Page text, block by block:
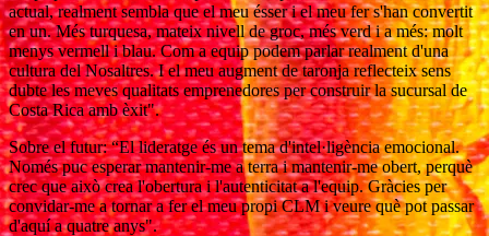
actual, realment sembla que el meu ésser i el meu fer s'han convertit
en un. Més turquesa, mateix nivell de groc, més verd i a més: molt
menys vermell i blau. Com a equip podem parlar realment d'una
cultura del Nosaltres. I el meu augment de taronja reflecteix sens
dubte les meves qualitats emprenedores per construir la sucursal de
Costa Rica amb èxit".
Sobre el futur: “El lideratge és un tema d'intel·ligència emocional.
Només puc esperar mantenir-me a terra i mantenir-me obert, perquè
crec que això crea l'obertura i l'autenticitat a l'equip. Gràcies per
convidar-me a tornar a fer el meu propi CLM i veure què pot passar
d'aquí a quatre anys".